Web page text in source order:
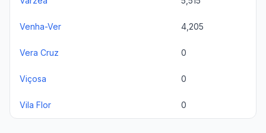
Venha-Ver 4,205
Vera Cruz 0
Viçosa 0
Vila Flor 0